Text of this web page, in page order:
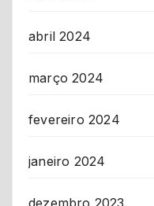
abril 2024
março 2024
fevereiro 2024
janeiro 2024